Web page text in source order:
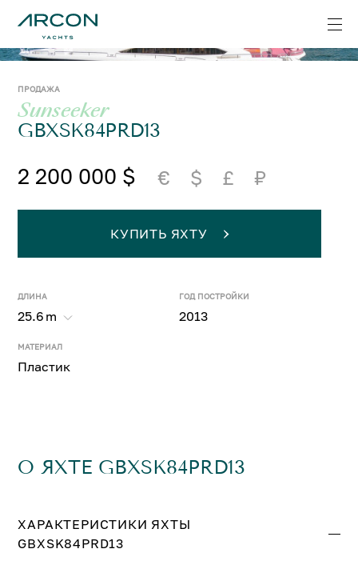
ПРОДАЖА
Sunseeker
GBXSK84PRD13
2 200 000 $ € $ £ ₽
ДЛИНА
25.6 m
ГОД ПОСТРОЙКИ
2013
МАТЕРИАЛ
Пластик
КУПИТЬ ЯХТУ
О ЯХТЕ GBXSK84PRD13
ХАРАКТЕРИСТИКИ ЯХТЫ
GBXSK84PRD13